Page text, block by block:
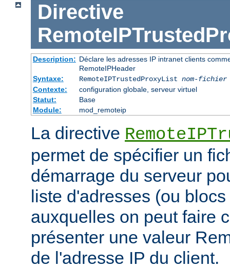
Directive
Description: Déclare les adresses IP intranet clients
RemoteIPHeader
Syntaxe:
RemoteIPTrustedProxyList nom-fichier
Contexte:
configuration globale, serveur virtuel
Statut:
Base
Module:
mod_remoteip
La directive
permet de spécifier un
démarrage du serveur
liste d'adresses (ou
auxquelles on peut faire
présenter une valeur
de l'adresse IP du client.